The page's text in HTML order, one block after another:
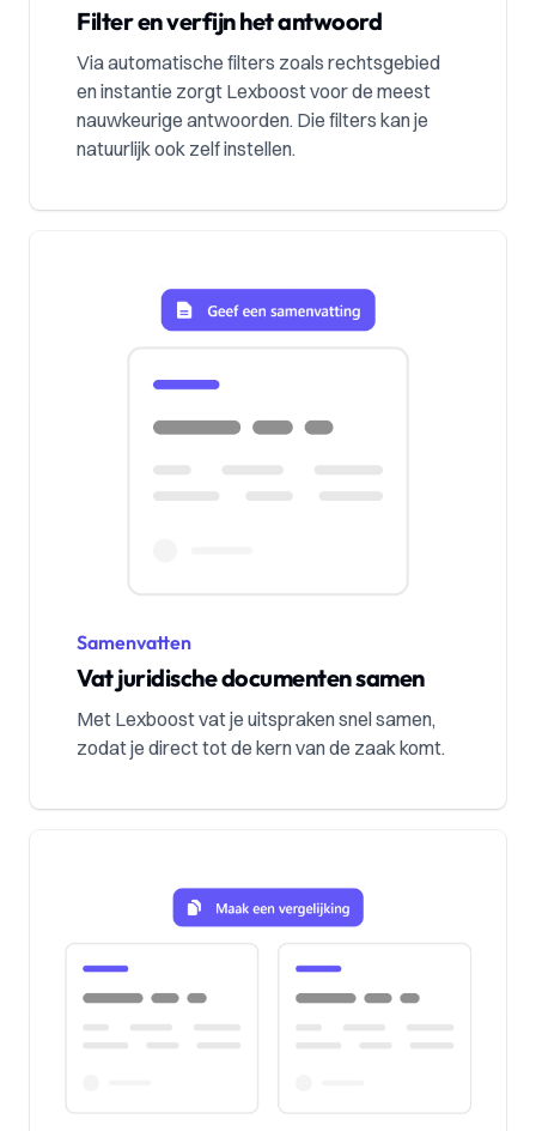
Filter en verfijn het antwoord
Via automatische filters zoals rechtsgebied
en instantie zorgt Lexboost voor de meest
nauwkeurige antwoorden. Die filters kan je
natuurlijk ook zelf instellen.
Samenvatten
Vat juridische documenten samen
Met Lexboost vat je uitspraken snel samen,
zodat je direct tot de kern van de zaak komt.